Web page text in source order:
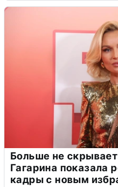
Больше не
Гагарина показала
кадры с новым